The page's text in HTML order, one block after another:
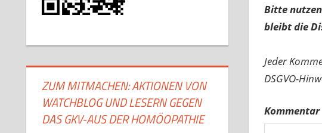
Bitte
bleibt die
Jeder
DSGVO-
Kommentar
ZUM MITMACHEN: AKTIONEN VON
WATCHBLOG UND LESERN GEGEN
DAS GKV-AUS DER HOMÖOPATHIE